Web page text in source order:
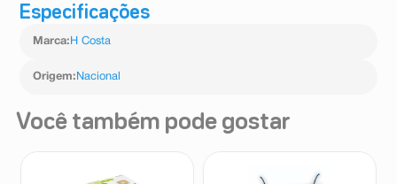
Antes de colocar a máscara, lave bem as mãos.
a boca, ajustando-a ao rosto sem deixar espaços nas
Especificações
Marca: H Costa
Origem: Nacional
Você também pode gostar